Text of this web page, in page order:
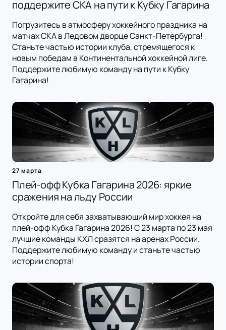
поддержите СКА на пути к Кубку Гагарина
Погрузитесь в атмосферу хоккейного праздника на
матчах СКА в Ледовом дворце Санкт-Петербурга!
Станьте частью истории клуба, стремящегося к
новым победам в Континентальной хоккейной лиге.
Поддержите любимую команду на пути к Кубку
Гагарина!
27 марта
Плей-офф Кубка Гагарина 2026: яркие
сражения на льду России
Откройте для себя захватывающий мир хоккея на
плей-офф Кубка Гагарина 2026! С 23 марта по 23 мая
лучшие команды КХЛ сразятся на аренах России.
Поддержите любимую команду и станьте частью
истории спорта!